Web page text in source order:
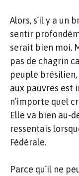
Alors, s´il y a un
sentir
serait bien moi.
pas de chagrin
peuple
aux pauvres est
n’importe quel
Elle va bien au-
ressentais
Fédérale.
Parce qu´il ne